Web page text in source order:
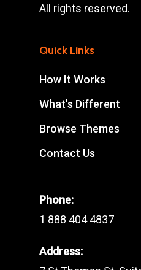
All rights reserved.
Quick Links
How It Works
What's Different
Browse Themes
Contact Us
Phone:
1 888 404 4837
Address: